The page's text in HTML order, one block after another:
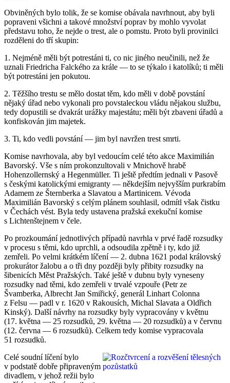
Obviněných bylo tolik, že se komise obávala navrhnout, aby byli
popraveni všichni a takové množství poprav by mohlo vyvolat
představu toho, že nejde o trest, ale o pomstu. Proto byli provinilci
rozděleni do tří skupin:
1. Nejméně měli být potrestáni ti, co nic jiného neučinili, než že
uznali Friedricha Falckého za krále — to se týkalo i katolíků; ti měli
být potrestáni jen pokutou.
2. Těžšího trestu se mělo dostat těm, kdo měli v době povstání
nějaký úřad nebo vykonali pro povstaleckou vládu nějakou službu,
tedy dopustili se dvakrát urážky majestátu; měli být zbaveni úřadů a
konfiskován jim majetek.
3. Ti, kdo vedli povstání — jim byl navržen trest smrti.
Komise navrhovala, aby byl vedoucím celé této akce Maximilián
Bavorský. Vše s ním prokonzultovali v Mnichově hrabě
Hohenzollernský a Hegenmüller. Ti ještě předtím jednali v Pasově
s českými katolickými emigranty — někdejším nejvyšším purkrabím
Adamem ze Šternberka a Slavatou a Martinicem. Vévoda
Maximilián Bavorský s celým plánem souhlasil, odmítl však čistku
v Čechách vést. Byla tedy ustavena pražská exekuční komise
s Lichtenštejnem v čele.
Po prozkoumání jednotlivých případů navrhla v prvé řadě rozsudky
v procesu s těmi, kdo uprchli, a odsoudila zpětně i ty, kdo již
zemřeli. Po velmi krátkém líčení — 2. dubna 1621 podal královský
prokurátor žalobu a o tři dny později byly přibity rozsudky na
šibenicích Měst Pražských. Také ještě v dubnu byly vyneseny
rozsudky nad těmi, kdo zemřeli v trvalé vzpouře (Petr ze
Švamberka, Albrecht Jan Smiřický, generál Linhart Colonna
z Felsu — padl v r. 1620 v Rakousích, Michal Slavata a Oldřich
Kinský). Další návrhy na rozsudky byly vypracovány v květnu
(17. května — 25 rozsudků, 29. května — 20 rozsudků) a v červnu
(12. června — 6 rozsudků). Celkem tedy komise vypracovala
51 rozsudků.
Celé soudní líčení bylo
v podstatě dobře připraveným
divadlem, v jehož režii bylo